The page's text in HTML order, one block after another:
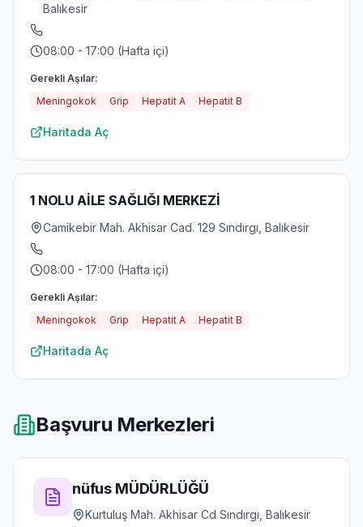
Balıkesir
08:00 - 17:00 (Hafta içi)
Gerekli Aşılar:
Meningokok
Grip Hepatit A Hepatit B
Haritada Aç
1 NOLU AİLE SAĞLIĞI MERKEZİ
Camikebir Mah. Akhisar Cad. 129 Sındırgı, Balıkesir
08:00 - 17:00 (Hafta içi)
Gerekli Aşılar:
Meningokok
Grip Hepatit A Hepatit B
Haritada Aç
Başvuru Merkezleri
nüfus MÜDÜRLÜĞÜ
Kurtuluş Mah. Akhisar Cd Sındırgı, Balıkesir